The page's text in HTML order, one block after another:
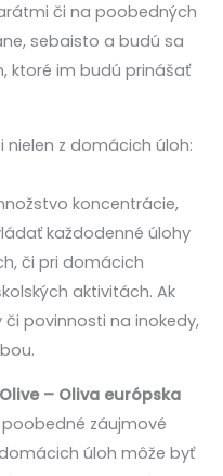
či na poobedných
sebaisto a budú sa
ktoré im budú prinášať
z domácich úloh:
koncentrácie,
každodenné úlohy
či pri domácich
aktivitách. Ak
povinnosti na inokedy,
Olive – Oliva európska
záujmové
úloh môže byť